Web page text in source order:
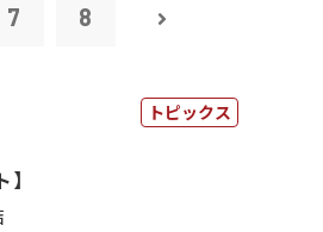
7 8
トピックス